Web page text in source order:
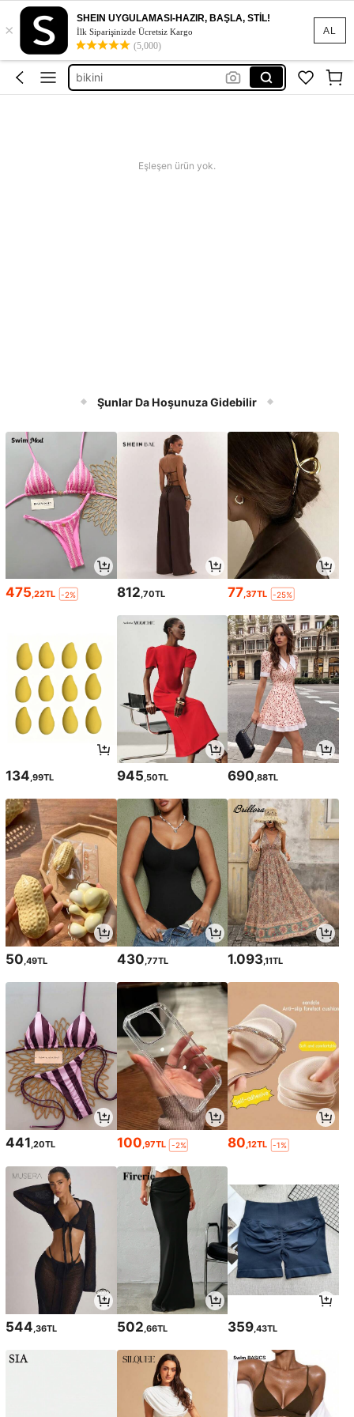
AL
×
SHEIN UYGULAMASI-HAZIR, BAŞLA, STİL!
İlk Siparişinizde Ücretsiz Kargo
(5,000)
etek
elbise
bikini
abiye
Eşleşen ürün yok.
Şunlar Da Hoşunuza Gidebilir
475 ,22TL -2% 812 ,70TL 77 ,37TL -25%
134,99TL 945,50TL 690,88TL
50,49TL 430,77TL 1.093,11TL
441,20TL 100,97TL -2% 80,12TL -1%
544 ,36TL 502 ,66TL 359 ,43TL